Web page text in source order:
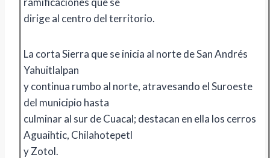
dirige al centro del territorio.
La corta Sierra que se inicia al norte de San Andrés
Yahuitlalpan
y continua rumbo al norte, atravesando el Suroeste
del municipio hasta
culminar al sur de Cuacal; destacan en ella los cerros
Aguaihtic, Chilahotepetl
y Zotol.